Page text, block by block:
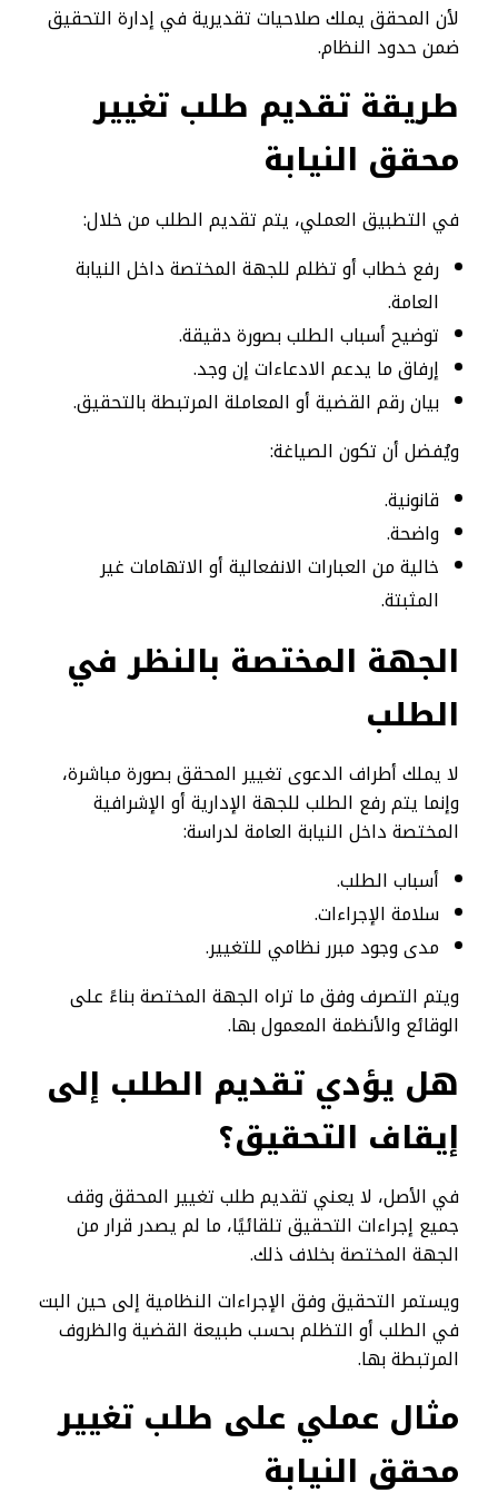
لأن المحقق يملك صلاحيات تقديرية في إدارة التحقيق
ضمن حدود النظام.
طريقة تقديم طلب تغيير
محقق النيابة
في التطبيق العملي، يتم تقديم الطلب من خلال:
رفع خطاب أو تظلم للجهة المختصة داخل النيابة
العامة.
توضيح أسباب الطلب بصورة دقيقة.
إرفاق ما يدعم الادعاءات إن وجد.
بيان رقم القضية أو المعاملة المرتبطة بالتحقيق.
ويُفضل أن تكون الصياغة:
قانونية.
واضحة.
خالية من العبارات الانفعالية أو الاتهامات غير
المثبتة.
الجهة المختصة بالنظر في
الطلب
لا يملك أطراف الدعوى تغيير المحقق بصورة مباشرة،
وإنما يتم رفع الطلب للجهة الإدارية أو الإشرافية
المختصة داخل النيابة العامة لدراسة:
أسباب الطلب.
سلامة الإجراءات.
مدى وجود مبرر نظامي للتغيير.
ويتم التصرف وفق ما تراه الجهة المختصة بناءً على
الوقائع والأنظمة المعمول بها.
هل يؤدي تقديم الطلب إلى
إيقاف التحقيق؟
في الأصل، لا يعني تقديم طلب تغيير المحقق وقف
جميع إجراءات التحقيق تلقائيًا، ما لم يصدر قرار من
الجهة المختصة بخلاف ذلك.
ويستمر التحقيق وفق الإجراءات النظامية إلى حين البت
في الطلب أو التظلم بحسب طبيعة القضية والظروف
المرتبطة بها.
مثال عملي على طلب تغيير
محقق النيابة